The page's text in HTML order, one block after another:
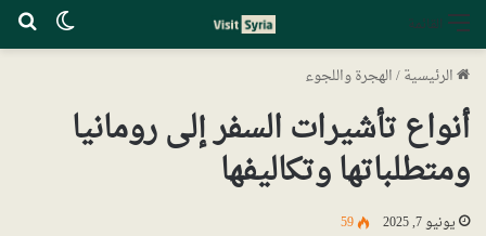
القائمة
الرئيسية/الهجرة واللجوء
أنواع تأشيرات السفر إلى رومانيا
ومتطلباتها وتكاليفها
يونيو 7, 2025 59